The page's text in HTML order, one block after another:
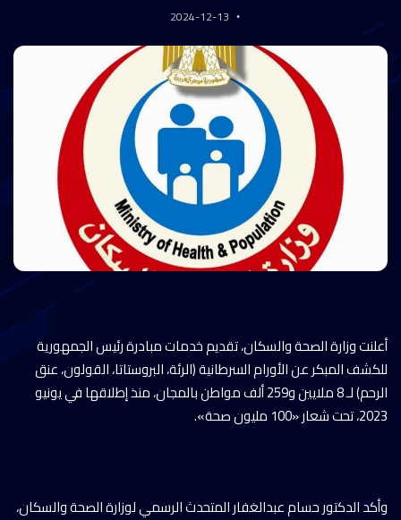
2024-12-13
أعلنت وزارة الصحة والسكان، تقديم خدمات مبادرة رئيس الجمهورية
للكشف المبكر عن الأورام السرطانية (الرئة، البروستاتا، القولون، عنق
الرحم) لـ 8 ملايين و259 ألف مواطن بالمجان، منذ إطلاقها في يونيو
2023، تحت شعار «100 مليون صحة».
وأكد الدكتور حسام عبدالغفار المتحدث الرسمي لوزارة الصحة والسكان،